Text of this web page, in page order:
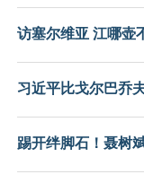
访塞尔维亚 江哪壶
习近平比戈尔巴乔
踢开绊脚石！聂树